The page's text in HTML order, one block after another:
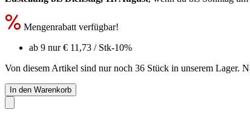
Mengenrabatt verfügbar!
ab 9 nur€ 11,73 / Stk-10%
Von diesem Artikel sind nur noch 36 Stück in unserem Lager.
In den Warenkorb